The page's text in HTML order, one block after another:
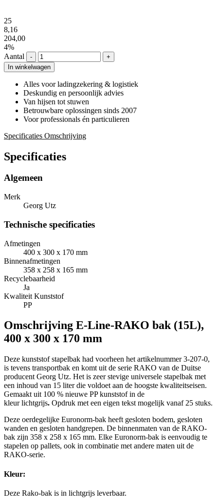
25
8,16
204,00
4%
Aantal
-
+
In winkelwagen
Alles voor ladingzekering & logistiek
Deskundig en persoonlijk advies
Van hijsen tot stuwen
Betrouwbare oplossingen sinds 2007
Voor professionals én particulieren
Specificaties Omschrijving
Specificaties
Algemeen
Merk
Georg Utz
Technische specificaties
Afmetingen
400 x 300 x 170 mm
Binnenafmetingen
358 x 258 x 165 mm
Recyclebaarheid
Ja
Kwaliteit Kunststof
PP
Omschrijving E-Line-RAKO bak (15L),
400 x 300 x 170 mm
Deze kunststof stapelbak had voorheen het artikelnummer 3-207-0,
is tevens transportbak en komt uit de serie RAKO van de Duitse
producent Georg Utz. Het is zeer stevige universele stapelbak met
een inhoud van 15 liter die voldoet aan de hoogste kwaliteitseisen.
Gemaakt uit 100 % nieuwe PP kunststof in de
kleur lichtgrijs. Opdruk met een eigen tekst mogelijk vanaf 25 stuks.
Deze oerdegelijke Euronorm-bak heeft gesloten bodem, gesloten
wanden en gesloten handgrepen. De binnenmaten van de RAKO-
bak zijn 358 x 258 x 165 mm. Elke Euronorm-bak is eenvoudig te
stapelen op pallets, ook in combinatie met andere maten uit de
RAKO-serie.
Kleur:
Deze Rako-bak is in lichtgrijs leverbaar.